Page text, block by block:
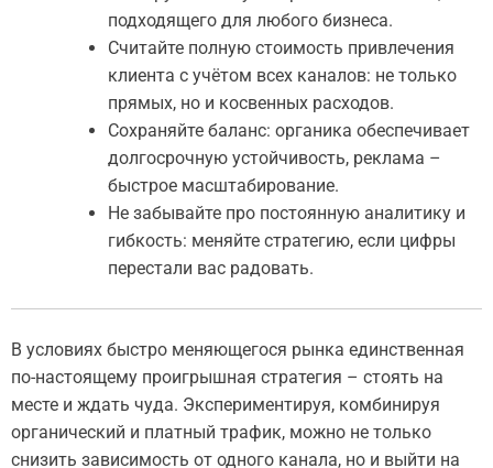
подходящего для любого бизнеса.
Считайте полную стоимость привлечения
клиента с учётом всех каналов: не только
прямых, но и косвенных расходов.
Сохраняйте баланс: органика обеспечивает
долгосрочную устойчивость, реклама –
быстрое масштабирование.
Не забывайте про постоянную аналитику и
гибкость: меняйте стратегию, если цифры
перестали вас радовать.
В условиях быстро меняющегося рынка единственная
по-настоящему проигрышная стратегия – стоять на
месте и ждать чуда. Экспериментируя, комбинируя
органический и платный трафик, можно не только
снизить зависимость от одного канала, но и выйти на